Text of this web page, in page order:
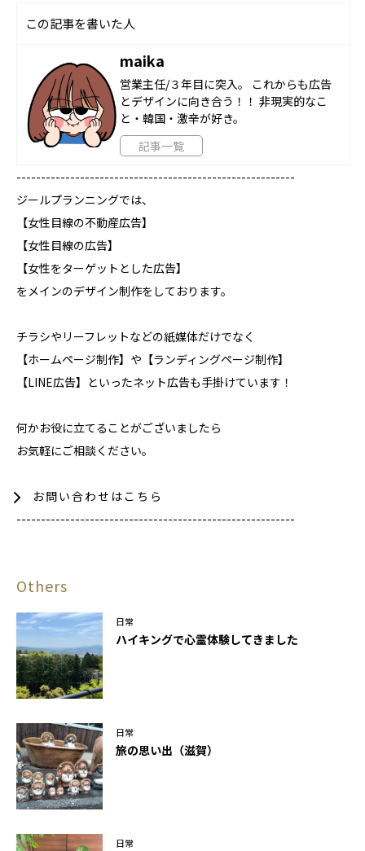
この記事を書いた人
maika
営業主任/３年目に突入。 これからも広告
とデザインに向き合う！！ 非現実的なこ
と・韓国・激辛が好き。
記事一覧
---------------------------------------------------------
ジールプランニングでは、
【女性目線の不動産広告】
【女性目線の広告】
【女性をターゲットとした広告】
をメインのデザイン制作をしております。
チラシやリーフレットなどの紙媒体だけでなく
【ホームページ制作】や【ランディングページ制作】
【LINE広告】といったネット広告も手掛けています！
何かお役に立てることがございましたら
お気軽にご相談ください。
お問い合わせはこちら
---------------------------------------------------------
Others
日常
ハイキングで心霊体験してきました
日常
旅の思い出（滋賀）
日常